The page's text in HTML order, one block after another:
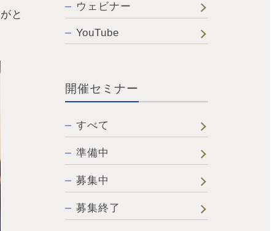
と
ウェビナー
YouTube
開催セミナー
すべて
準備中
募集中
募集終了